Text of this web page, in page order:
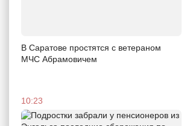
В Саратове простятся с ветераном
МЧС Абрамовичем
10:23